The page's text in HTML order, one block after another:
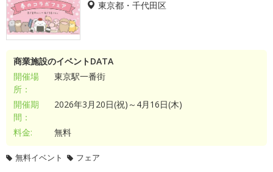
東京都・千代田区
商業施設のイベントDATA
開催場
所：
東京駅一番街
開催期
間：
2026年3月20日(祝)～4月16日(木)
料金: 無料
無料イベント フェア